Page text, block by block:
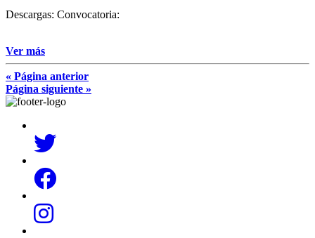
Descargas: Convocatoria:
Ver más
« Página anterior
Página siguiente »